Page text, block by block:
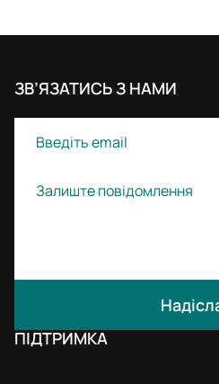
KERATIN MIRACLE —
ПІДТРИМКА
ЗВ’ЯЗАТИСЬ З НАМИ